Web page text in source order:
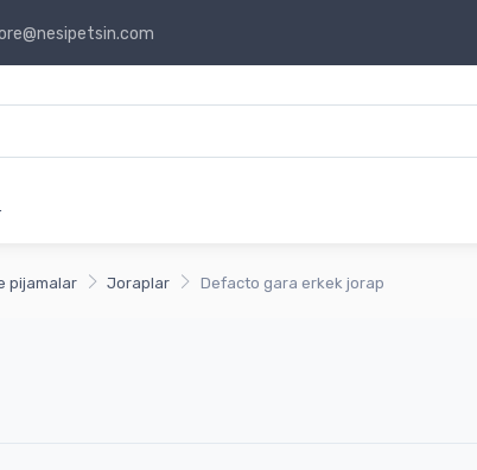
pijamalar Joraplar Defacto gara erkek jorap